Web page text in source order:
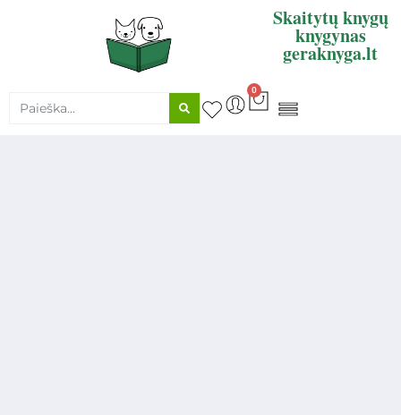
Skaitytų knygų
knygynas
geraknyga.lt
0